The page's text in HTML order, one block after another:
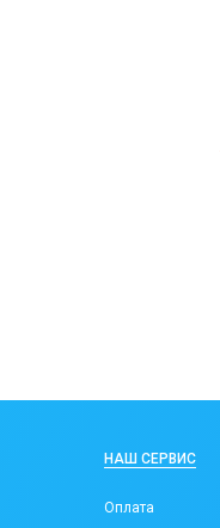
НАШ СЕРВИС
Оплата